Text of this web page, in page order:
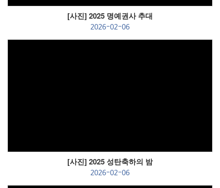
[사진] 2025 명예권사 추대
2026-02-06
[사진] 2025 성탄축하의 밤
2026-02-06